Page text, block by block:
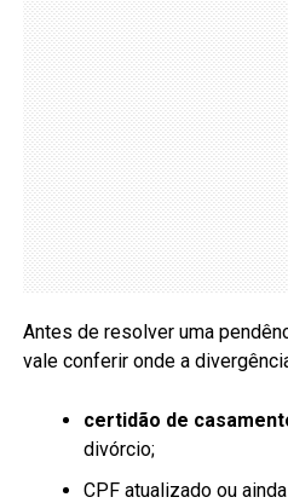
Antes de resolver uma
vale conferir onde a
certidão de
divórcio;
CPF atualizado ou